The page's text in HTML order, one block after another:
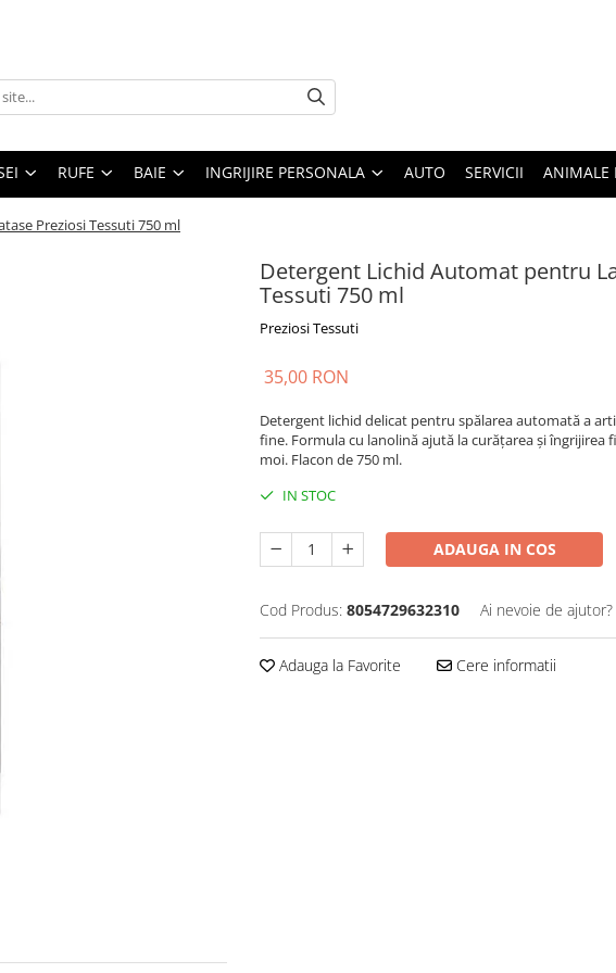
RUFE BAIE INGRIJIRE PERSONALA AUTO SERVICII ANIMALE
Preziosi Tessuti 750 ml
Detergent Lichid Automat pentru
Tessuti 750 ml
Preziosi Tessuti
35,00 RON
Detergent lichid delicat pentru spălarea automată a
fine. Formula cu lanolină ajută la curățarea și
moi. Flacon de 750 ml.
IN STOC
ADAUGA IN COS
Cod Produs: 8054729632310 Ai nevoie de ajutor?
Adauga la Favorite Cere informatii